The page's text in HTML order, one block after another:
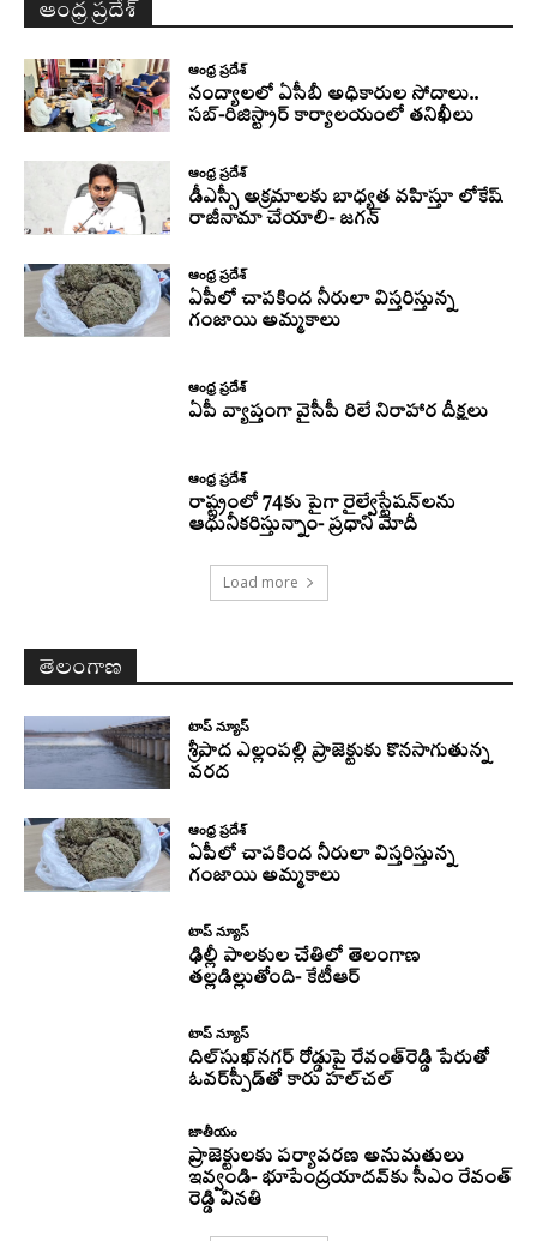
ఆంధ్ర ప్రదేశ్
ఆంధ్ర ప్రదేశ్
నంద్యాలలో ఏసీబీ అధికారుల సోదాలు..
సబ్-రిజిస్ట్రార్ కార్యాలయంలో తనిఖీలు
ఆంధ్ర ప్రదేశ్
డీఎస్సీ అక్రమాలకు బాధ్యత వహిస్తూ లోకేష్‌
రాజీనామా చేయాలి- జగన్
ఆంధ్ర ప్రదేశ్
ఏపీలో చాపకింద నీరులా విస్తరిస్తున్న
గంజాయి అమ్మకాలు
ఆంధ్ర ప్రదేశ్
ఏపీ వ్యాప్తంగా వైసీపీ రిలే నిరాహార దీక్షలు
ఆంధ్ర ప్రదేశ్
రాష్ట్రంలో 74కు పైగా రైల్వేస్టేషన్‌లను
ఆధునీకరిస్తున్నాం- ప్రధాని మోదీ
Load more
తెలంగాణ
టాప్ న్యూస్
శ్రీపాద ఎల్లంపల్లి ప్రాజెక్టుకు కొనసాగుతున్న
వరద
ఆంధ్ర ప్రదేశ్
ఏపీలో చాపకింద నీరులా విస్తరిస్తున్న
గంజాయి అమ్మకాలు
టాప్ న్యూస్
ఢిల్లీ పాలకుల చేతిలో తెలంగాణ
తల్లడిల్లుతోంది- కేటీఆర్
టాప్ న్యూస్
దిల్‌సుఖ్‌నగర్‌ రోడ్డుపై రేవంత్‌రెడ్డి పేరుతో
ఓవర్‌స్పీడ్‌తో కారు హల్‌చల్‌
జాతీయం
ప్రాజెక్టులకు పర్యావరణ అనుమతులు
ఇవ్వండి- భూపేంద్రయాదవ్‌కు సీఎం రేవంత్‌
రెడ్డి వినతి